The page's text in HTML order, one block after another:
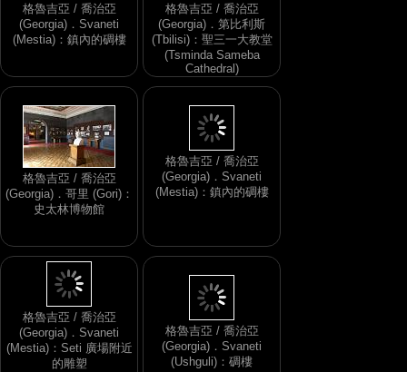
格魯吉亞 / 喬治亞
(Georgia)．Svaneti
(Mestia)：鎮內的碉樓
格魯吉亞 / 喬治亞
(Georgia)．第比利斯
(Tbilisi)：聖三一大教堂
(Tsminda Sameba
Cathedral)
格魯吉亞 / 喬治亞
(Georgia)．哥里 (Gori)：
史太林博物館
格魯吉亞 / 喬治亞
(Georgia)．Svaneti
格魯吉亞 / 喬治亞
格魯吉亞 / 喬治亞
(Georgia)．Svaneti